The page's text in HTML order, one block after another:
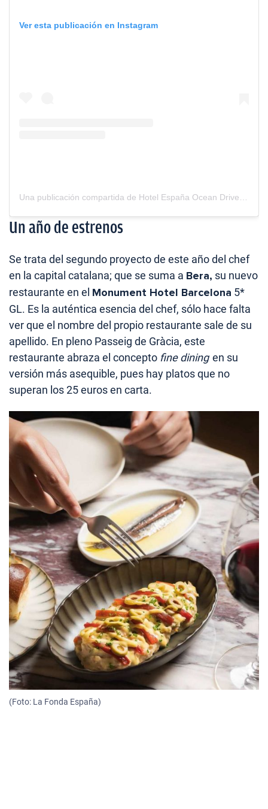
Ver esta publicación en Instagram
Una publicación compartida de Hotel España Ocean Drive (@hotelespanaoceandrive)
Un año de estrenos
Se trata del segundo proyecto de este año del chef
en la capital catalana; que se suma a Bera, su nuevo
restaurante en el Monument Hotel Barcelona 5*
GL. Es la auténtica esencia del chef, sólo hace falta
ver que el nombre del propio restaurante sale de su
apellido. En pleno Passeig de Gràcia, este
restaurante abraza el concepto fine dining en su
versión más asequible, pues hay platos que no
superan los 25 euros en carta.
(Foto: La Fonda España)